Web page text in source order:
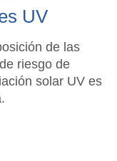
UV
de las
riesgo de
solar UV es